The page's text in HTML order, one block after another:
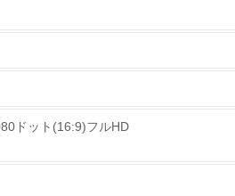
料名表示、ドライバなど一般
種に再生プラスチックを使用
に、３Ｒの施策を新たに導入
保守用部品として再使用（リ
ドット(16:9)フルHD